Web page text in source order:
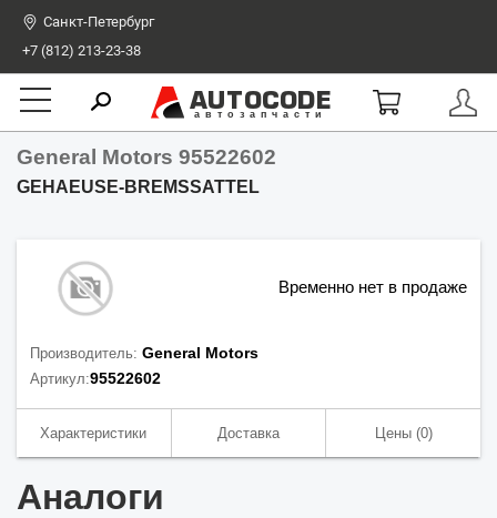
Санкт-Петербург
+7 (812) 213-23-38
AUTOCODE
автозапчасти
General Motors 95522602
GEHAEUSE-BREMSSATTEL
Временно нет в продаже
Производитель: General Motors
Артикул:95522602
Характеристики Доставка Цены(0)
Аналоги